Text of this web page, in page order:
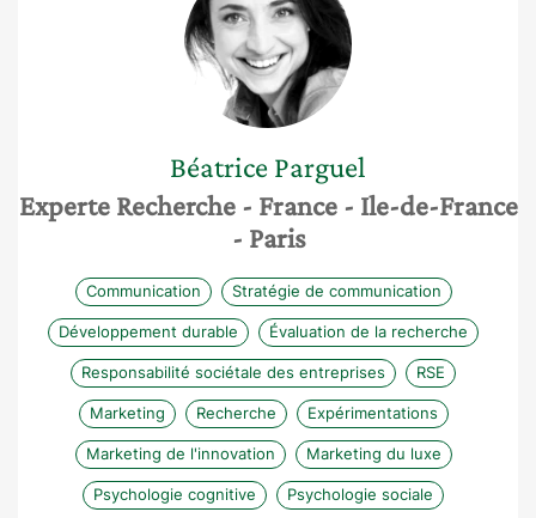
Béatrice Parguel
Experte Recherche - France - Ile-de-France
- Paris
Communication Stratégie de communication
Développement durable Évaluation de la recherche
Responsabilité sociétale des entreprises RSE
Marketing Recherche Expérimentations
Marketing de l'innovation Marketing du luxe
Psychologie cognitive Psychologie sociale